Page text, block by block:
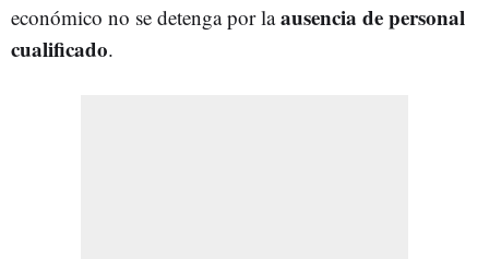
económico no se detenga por laausencia de personal
cualificado.